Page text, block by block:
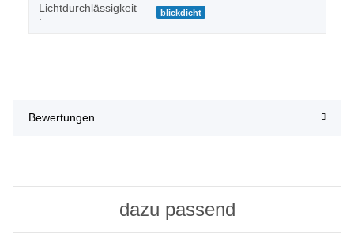
Lichtdurchlässigkeit
:
blickdicht
Bewertungen
dazu passend